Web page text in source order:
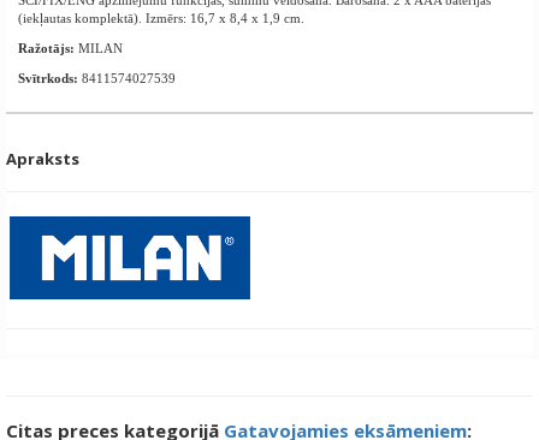
(iekļautas komplektā). Izmērs: 16,7 x 8,4 x 1,9 cm.
Ražotājs: MILAN
Svītrkods: 8411574027539
Apraksts
Citas preces kategorijā Gatavojamies eksāmeniem: